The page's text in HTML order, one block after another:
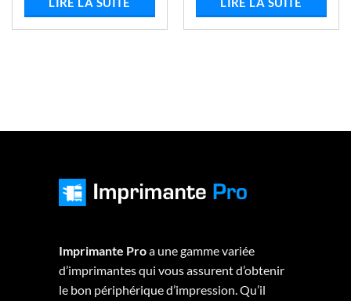
Imprimante Proa une gamme variée
d’imprimantes qui vous assurent d’obtenir
le bon périphérique d’impression. Qu’il